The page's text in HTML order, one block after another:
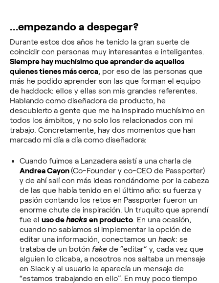
...empezando a despegar?
Durante estos dos años he tenido la gran suerte de
coincidir con personas muy interesantes e inteligentes.
Siempre hay muchísimo que aprender de aquellos
quienes tienes más cerca, por eso de las personas que
más he podido aprender son las que forman el equipo
de haddock: ellos y ellas son mis grandes referentes.
Hablando como diseñadora de producto, he
descubierto a gente que me ha inspirado muchísimo en
todos los ámbitos, y no solo los relacionados con mi
trabajo. Concretamente, hay dos momentos que han
marcado mi día a día como diseñadora:
Cuando fuimos a Lanzadera asistí a una charla de
Andrea Cayon(Co-Founder y co-CEO de Passporter)
y de ahí salí con más ideas rondándome por la cabeza
de las que había tenido en el último año: su fuerza y
pasión contando los retos en Passporter fueron un
enorme chute de inspiración. Un truquito que aprendí
fue el uso dehacks en producto. En una ocasión,
cuando no sabíamos si implementar la opción de
editar una información, conectamos un hack: se
trataba de un botón fake de “editar” y, cada vez que
alguien lo clicaba, a nosotros nos saltaba un mensaje
en Slack y al usuario le aparecía un mensaje de
“estamos trabajando en ello”. En muy poco tiempo